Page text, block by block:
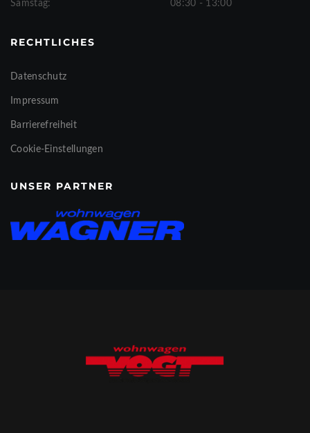
Samstag: 08:30 - 13:00
RECHTLICHES
Datenschutz
Impressum
Barrierefreiheit
Cookie-Einstellungen
UNSER PARTNER